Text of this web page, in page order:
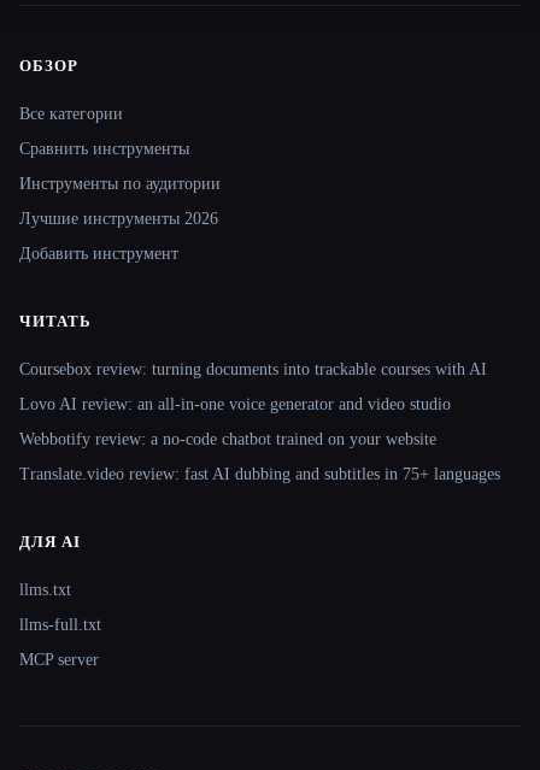
Site navigation
ОБЗОР
Все категории
Сравнить инструменты
Инструменты по аудитории
Лучшие инструменты 2026
Добавить инструмент
ЧИТАТЬ
Coursebox review: turning documents into trackable courses with AI
Lovo AI review: an all-in-one voice generator and video studio
Webbotify review: a no-code chatbot trained on your website
Translate.video review: fast AI dubbing and subtitles in 75+ languages
ДЛЯ AI
llms.txt
llms-full.txt
MCP server